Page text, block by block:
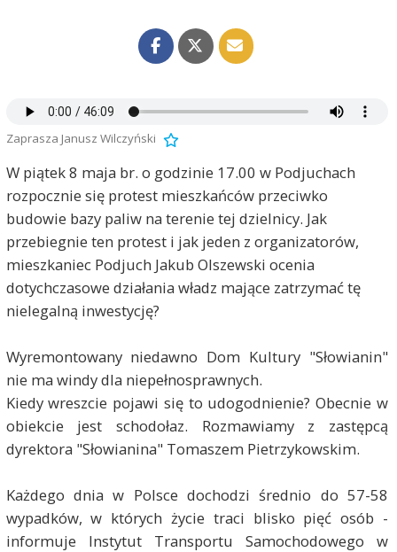
Zaprasza Janusz Wilczyński
W piątek 8 maja br. o godzinie 17.00 w Podjuchach
rozpocznie się protest mieszkańców przeciwko
budowie bazy paliw na terenie tej dzielnicy. Jak
przebiegnie ten protest i jak jeden z organizatorów,
mieszkaniec Podjuch Jakub Olszewski ocenia
dotychczasowe działania władz mające zatrzymać tę
nielegalną inwestycję?
Wyremontowany niedawno Dom Kultury "Słowianin"
nie ma windy dla niepełnosprawnych.
Kiedy wreszcie pojawi się to udogodnienie? Obecnie w
obiekcie jest schodołaz. Rozmawiamy z zastępcą
dyrektora "Słowianina" Tomaszem Pietrzykowskim.
Każdego dnia w Polsce dochodzi średnio do 57-58
wypadków, w których życie traci blisko pięć osób -
informuje Instytut Transportu Samochodowego w